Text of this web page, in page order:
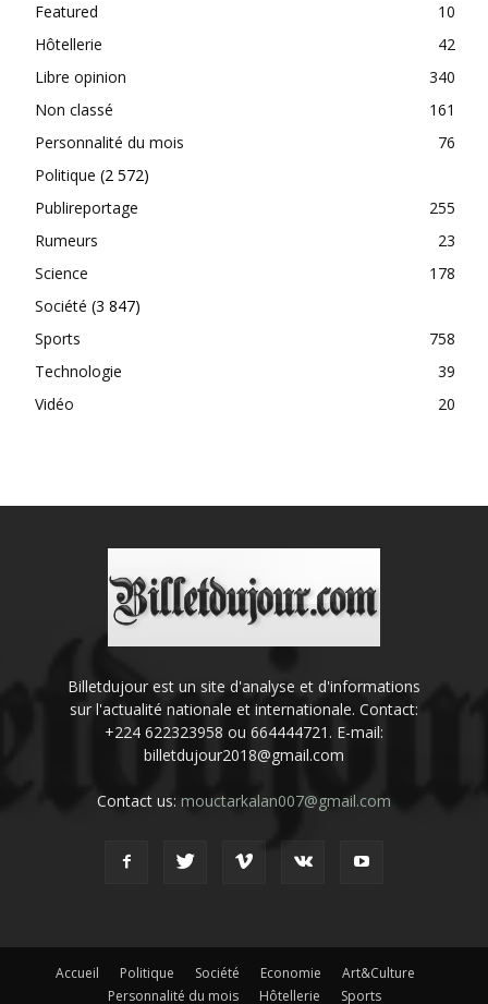
Featured
10
Hôtellerie
42
Libre opinion
340
Non classé
161
Personnalité du mois
76
Politique (2 572)
Publireportage
255
Rumeurs
23
Science
178
Société (3 847)
Sports
758
Technologie
39
Vidéo
20
Billetdujour est un site d'analyse et d'informations
sur l'actualité nationale et internationale. Contact:
+224 622323958 ou 664444721. E-mail:
billetdujour2018@gmail.com
Contact us: mouctarkalan007@gmail.com
Accueil Politique Société Economie
Art&Culture
Personnalité du mois
Hôtellerie Sports